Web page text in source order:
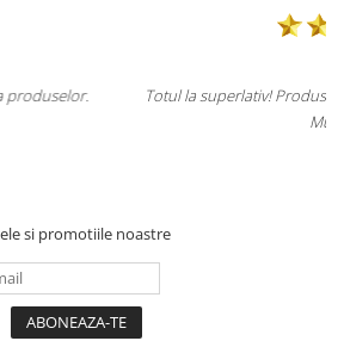
Produsul, fix descrierea, ambalaj, livrare.
si promotiile noastre